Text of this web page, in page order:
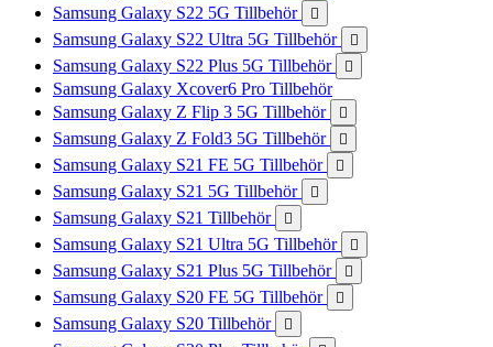
Samsung Galaxy S22 5G Tillbehör

Samsung Galaxy S22 Ultra 5G Tillbehör 
Samsung Galaxy S22 Plus 5G Tillbehör 
Samsung Galaxy Xcover6 Pro Tillbehör
Samsung Galaxy Z Flip 3 5G Tillbehör

Samsung Galaxy Z Fold3 5G Tillbehör 
Samsung Galaxy S21 FE 5G Tillbehör 
Samsung Galaxy S21 5G Tillbehör 
Samsung Galaxy S21 Tillbehör 
Samsung Galaxy S21 Ultra 5G Tillbehör 
Samsung Galaxy S21 Plus 5G Tillbehör 
Samsung Galaxy S20 FE 5G Tillbehör 
Samsung Galaxy S20 Tillbehör 